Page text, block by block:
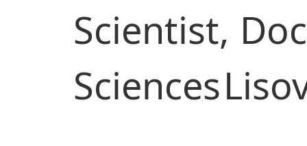
Scientist,
Sciences